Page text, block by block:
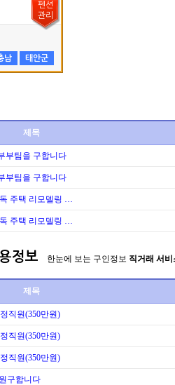
남 태안군
펜션
관리
제목
부팀을 구합니다
부팀을 구합니다
주택 리모델링 …
주택 리모델링 …
정보 한눈에 보는 구인정보 직거래 서
제목
직원(350만원)
직원(350만원)
직원(350만원)
구합니다